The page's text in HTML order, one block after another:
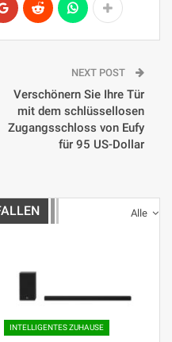
NEXT POST
Verschönern Sie Ihre Tür
mit dem schlüssellosen
Zugangsschloss von Eufy
für 95 US-Dollar
Alle
INTELLIGENTES ZUHAUSE